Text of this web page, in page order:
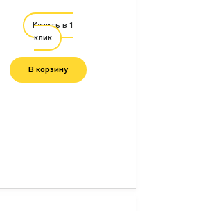
Купить в 1
клик
В корзину